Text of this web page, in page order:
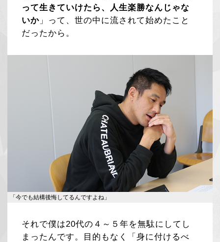
って生きていけたら、人生楽勝なんじゃな
いか 」って、世の中に流されて始めたこと
だったから。
「今でも結構後悔してるんですよね」
それで僕は20代の４～５年を無駄にしてし
まったんです。目的もなく「身に付けるべ